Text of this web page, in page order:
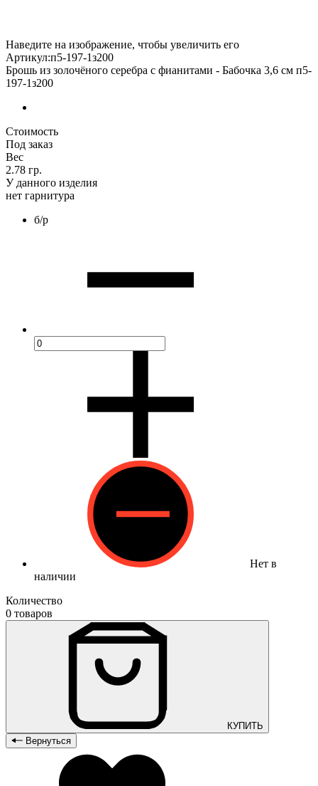
Наведите на изображение, чтобы увеличить его
Артикул:п5-197-1з200
Брошь из золочёного серебра с фианитами - Бабочка 3,6 см п5-
197-1з200
Стоимость
Под заказ
Вес
2.78 гр.
У данного изделия
нет гарнитура
б/р
Нет в
наличии
Количество
0 товаров
КУПИТЬ
Вернуться